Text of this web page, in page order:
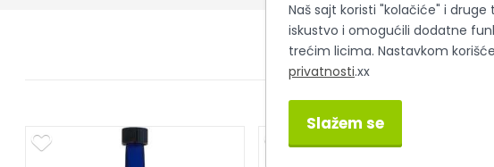
Naš sajt koristi "kolačiće" i
iskustvo i omogućili dodatne
trećim licima. Nastavkom
privatnosti.xx
Slažem se